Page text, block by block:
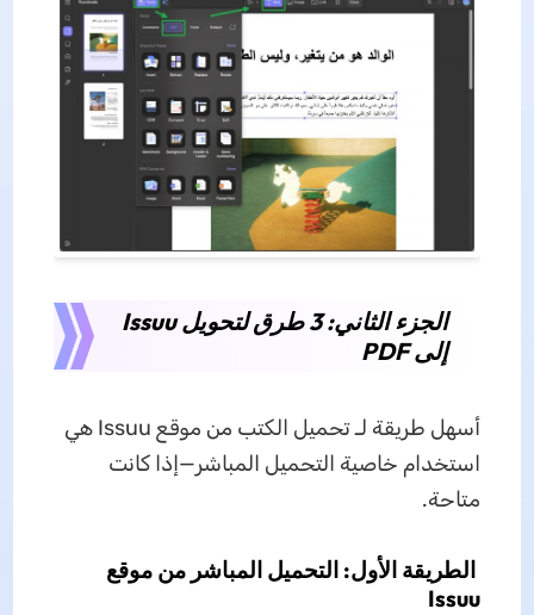
الجزء الثاني: 3 طرق لتحويل Issuu
إلى PDF
أسهل طريقة لـ تحميل الكتب من موقع Issuu هي
استخدام خاصية التحميل المباشر—إذا كانت
متاحة.
الطريقة الأول: التحميل المباشر من موقع
Issuu